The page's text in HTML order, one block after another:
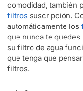
comodidad, también
filtros suscripción.
automáticamente los
que nunca te
su filtro de agua
que tenga que
filtros.